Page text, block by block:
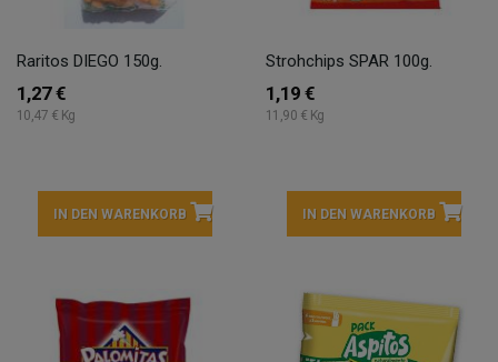
Raritos DIEGO 150g.
1,27 €
10,47 € Kg
IN DEN WARENKORB
Strohchips SPAR 100g.
1,19 €
11,90 € Kg
IN DEN WARENKORB